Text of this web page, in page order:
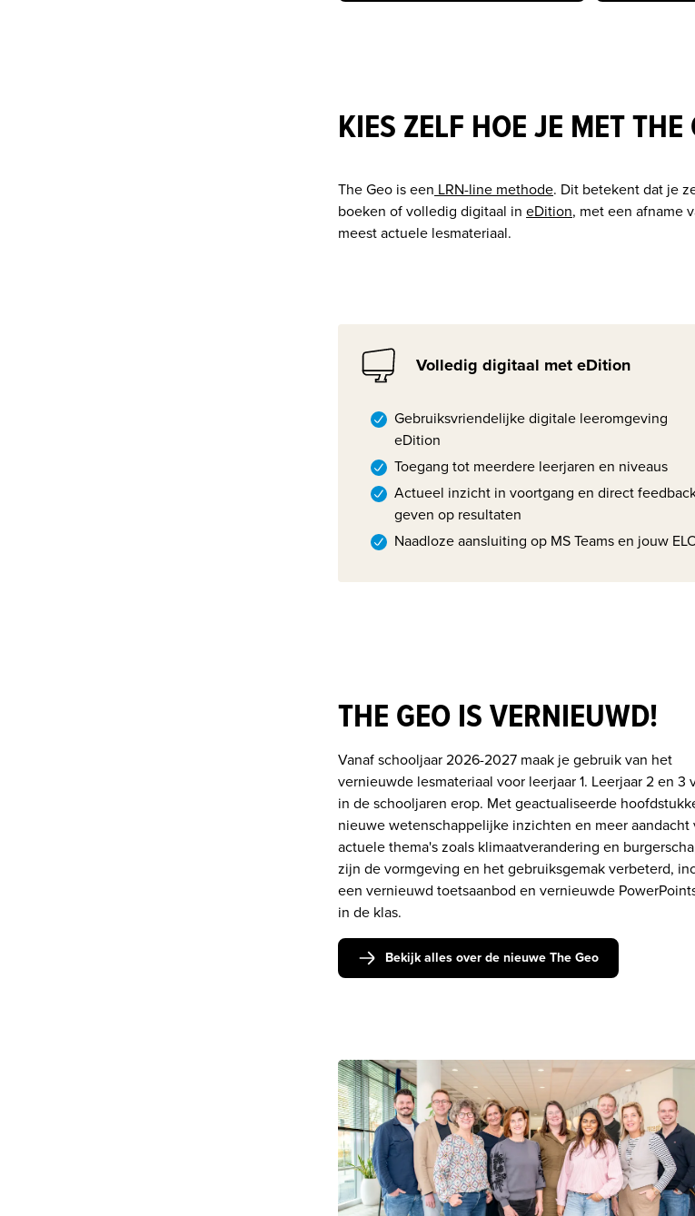
KIES ZELF HOE JE MET
The Geo is een LRN-line methode. Dit betekent dat je
boeken of volledig digitaal in eDition, met een afname
meest actuele lesmateriaal.
Volledig digitaal met eDition
Gebruiksvriendelijke digitale leeromgeving
eDition
Toegang tot meerdere leerjaren en niveaus
Actueel inzicht in voortgang en direct
geven op resultaten
Naadloze aansluiting op MS Teams en jouw
THE GEO IS VERNIEUWD!
Vanaf schooljaar 2026-2027 maak je gebruik van het
vernieuwde lesmateriaal voor leerjaar 1. Leerjaar 2 en 3
in de schooljaren erop. Met geactualiseerde
nieuwe wetenschappelijke inzichten en meer aandacht
actuele thema's zoals klimaatverandering en
zijn de vormgeving en het gebruiksgemak verbeterd,
een vernieuwd toetsaanbod en vernieuwde
in de klas.
Bekijk alles over de nieuwe The Geo